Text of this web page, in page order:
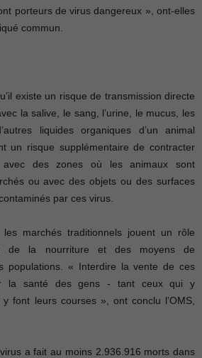
porteurs de virus dangereux », ont-elles
commun.
existe un risque de transmission directe
la salive, le sang, l’urine, le mucus, les
liquides organiques d’un animal
un risque supplémentaire de contracter
avec des zones où les animaux sont
ou avec des objets ou des surfaces
par ces virus.
marchés traditionnels jouent un rôle
de la nourriture et des moyens de
populations. « Interdire la vente de ces
la santé des gens - tant ceux qui y
font leurs courses », ont conclu l’OMS,
a fait au moins 2.936.916 morts dans